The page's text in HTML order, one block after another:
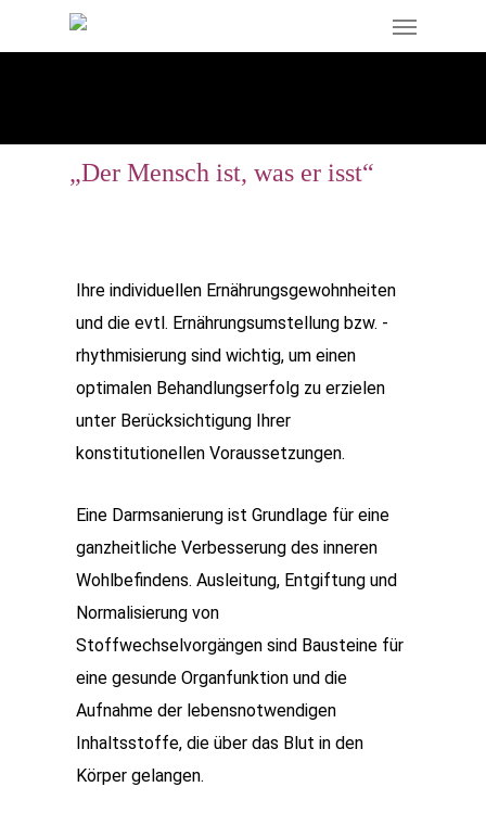
„Der Mensch ist, was er isst“
Ihre individuellen Ernährungsgewohnheiten
und die evtl. Ernährungsumstellung bzw. -
rhythmisierung sind wichtig, um einen
optimalen Behandlungserfolg zu erzielen
unter Berücksichtigung Ihrer
konstitutionellen Voraussetzungen.
Eine Darmsanierung ist Grundlage für eine
ganzheitliche Verbesserung des inneren
Wohlbefindens. Ausleitung, Entgiftung und
Normalisierung von
Stoffwechselvorgängen sind Bausteine für
eine gesunde Organfunktion und die
Aufnahme der lebensnotwendigen
Inhaltsstoffe, die über das Blut in den
Körper gelangen.